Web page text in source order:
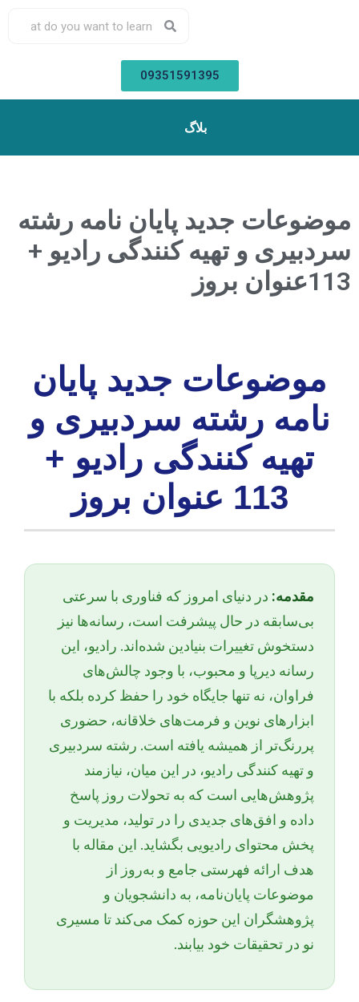
09351591395
بلاگ
موضوعات جدید پایان نامه رشته
سردبیری و تهیه کنندگی رادیو +
113عنوان بروز
موضوعات جدید پایان
نامه رشته سردبیری و
تهیه کنندگی رادیو +
113 عنوان بروز
مقدمه: در دنیای امروز که فناوری با سرعتی
بی‌سابقه در حال پیشرفت است، رسانه‌ها نیز
دستخوش تغییرات بنیادین شده‌اند. رادیو، این
رسانه دیرپا و محبوب، با وجود چالش‌های
فراوان، نه تنها جایگاه خود را حفظ کرده بلکه با
ابزارهای نوین و فرمت‌های خلاقانه، حضوری
پررنگ‌تر از همیشه یافته است. رشته سردبیری
و تهیه کنندگی رادیو، در این میان، نیازمند
پژوهش‌هایی است که به تحولات روز پاسخ
داده و افق‌های جدیدی را در تولید، مدیریت و
پخش محتوای رادیویی بگشاید. این مقاله با
هدف ارائه فهرستی جامع و به‌روز از
موضوعات پایان‌نامه، به دانشجویان و
پژوهشگران این حوزه کمک می‌کند تا مسیری
نو در تحقیقات خود بیابند.